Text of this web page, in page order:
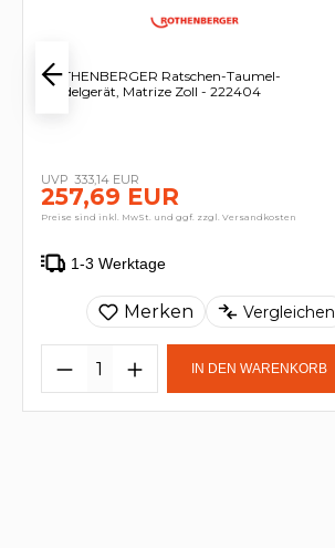
ROTHENBERGER Ratschen-Taumel-
Bördelgerät, Matrize Zoll - 222404
333,14 EUR
257,69 EUR
Preise sind inkl. MwSt. und ggf. zzgl. Versandkosten
1-3 Werktage
Merken Vergleichen
IN DEN WARENKORB